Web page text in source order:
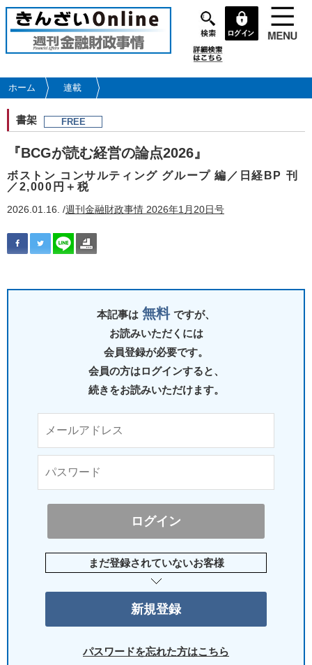
メ
イ
コ
ン
に
移
動
ホーム 連載
書架 FREE
『BCGが読む経営の論点2026』
ボストン コンサルティング グループ 編／日経BP 刊
／2,000円＋税
2026.01.16. /週刊金融財政事情 2026年1月20日号
本記事は 無料 ですが、
お読みいただくには
会員登録が必要です。
会員の方はログインすると、
続きをお読みいただけます。
まだ登録されていないお客様
パスワードを忘れた方はこちら